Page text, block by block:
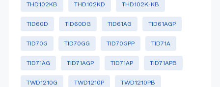
THD102KB THD102KD THD102K-KB
TID60D TID60DG TID61AG TID61AGP
TID70G TID70GG TID70GPP TID71A
TID71AG TID71AGP TID71AP TID71APB
TWD1210G TWD1210P TWD1210PB